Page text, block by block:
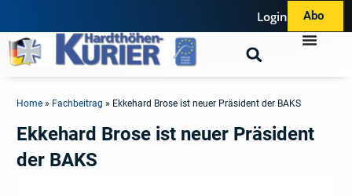
Login Abo
Home » Fachbeitrag » Ekkehard Brose ist neuer Präsident der BAKS
Ekkehard Brose ist neuer Präsident
der BAKS